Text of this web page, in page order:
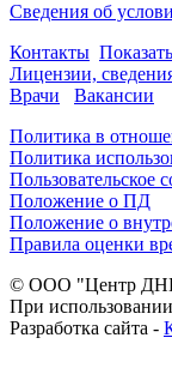
Сведения об
Контакты
Лицензии,
Врачи
Вакансии
Политика в
Политика
Пользовательское
Положение о ПД
Положение о
Правила оценки
© ООО "Центр ДНК
При использовании
Разработка сайта -